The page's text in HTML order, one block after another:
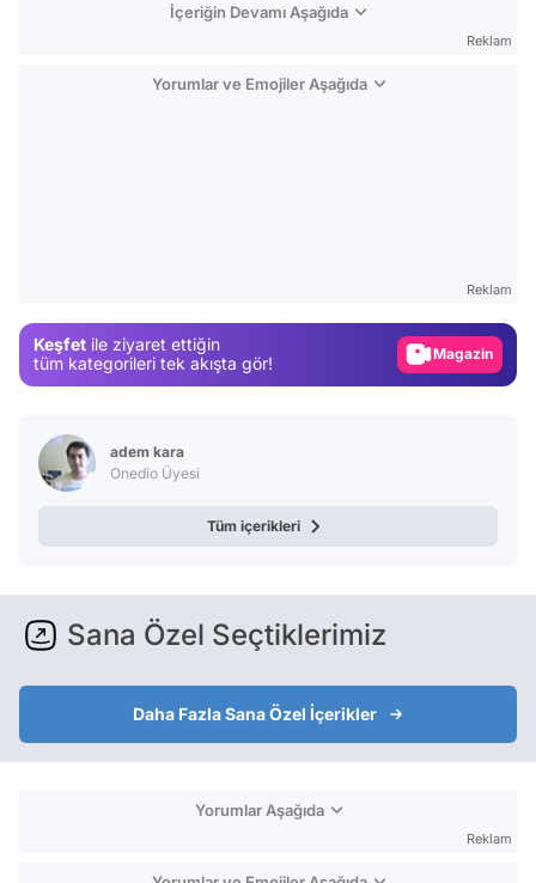
İçeriğin Devamı Aşağıda
Reklam
Yorumlar ve Emojiler Aşağıda
Reklam
Keşfet ile ziyaret ettiğin
tüm kategorileri tek akışta gör!
Magazin
adem kara
Onedio Üyesi
Tüm içerikleri
Sana Özel Seçtiklerimiz
Daha Fazla Sana Özel İçerikler
Yorumlar Aşağıda
Reklam